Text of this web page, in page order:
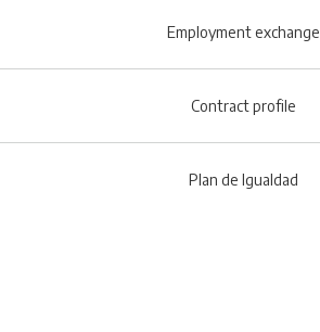
Employment exchange
Contract profile
Plan de Igualdad